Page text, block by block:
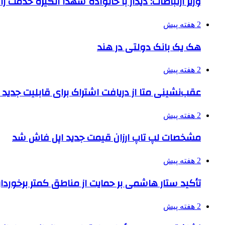
2 هفته پیش
هک یک بانک دولتی در هند
2 هفته پیش
عقب‌نشینی متا از دریافت اشتراک برای قابلیت
2 هفته پیش
مشخصات لپ تاپ ارزان قیمت جدید اپل فاش شد
2 هفته پیش
تأکید ستار هاشمی بر حمایت از مناطق کمتر
2 هفته پیش